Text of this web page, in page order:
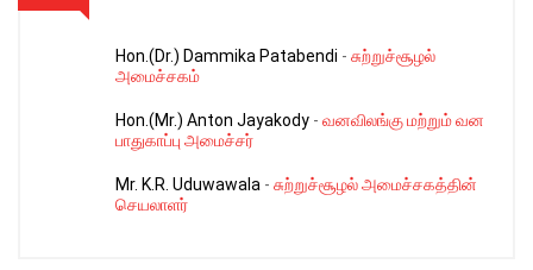
Hon.(Dr.) Dammika Patabendi - சுற்றுச்சூழல்
அமைச்சகம்
Hon.(Mr.) Anton Jayakody - வனவிலங்கு மற்றும் வன
பாதுகாப்பு அமைச்சர்
Mr. K.R. Uduwawala - சுற்றுச்சூழல் அமைச்சகத்தின்
செயலாளர்